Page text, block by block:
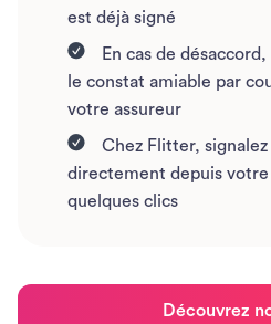
est déjà signé
En cas de
le constat amiable par
votre assureur
Chez Flitter,
directement depuis votre
quelques clics
Découvrez